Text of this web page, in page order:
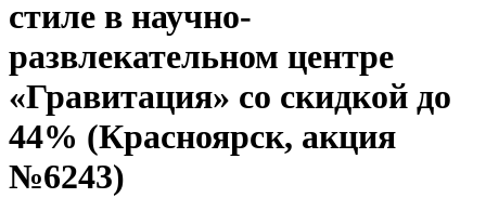
стиле в научно-
развлекательном центре
«Гравитация» со скидкой до
44% (Красноярск, акция
№6243)